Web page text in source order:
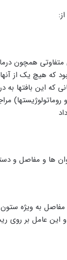
متفاوتی همچون
که هیچ یک از
که این بافتها
روماتولوژیستها)
ها و مفاصل و
به ویژه ستون
عامل بر روی